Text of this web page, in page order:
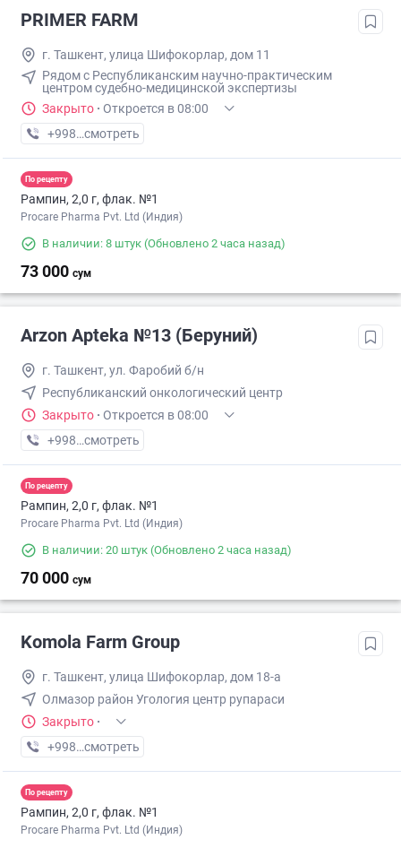
PRIMER FARM
г. Ташкент, улица Шифокорлар, дом 11
Рядом с Республиканским научно-практическим
центром судебно-медицинской экспертизы
Закрыто · Откроется в 08:00
+998 (93) XXX-XX-XX
смотреть
По рецепту
Рампин, 2,0 г, флак. №1
Procare Pharma Pvt. Ltd (Индия)
В наличии: 8 штук (Обновлено 2 часа назад)
73 000 сум
Arzon Apteka №13 (Беруний)
г. Ташкент, ул. Фаробий б/н
Республиканский онкологический центр
Закрыто · Откроется в 08:00
+998 (99) XXX-XX-XX
смотреть
По рецепту
Рампин, 2,0 г, флак. №1
Procare Pharma Pvt. Ltd (Индия)
В наличии: 20 штук (Обновлено 2 часа назад)
70 000 сум
Komola Farm Group
г. Ташкент, улица Шифокорлар, дом 18-а
Олмазор район Угология центр рупараси
Закрыто ·
+998 (98) XXX-XX-XX
смотреть
По рецепту
Рампин, 2,0 г, флак. №1
Procare Pharma Pvt. Ltd (Индия)